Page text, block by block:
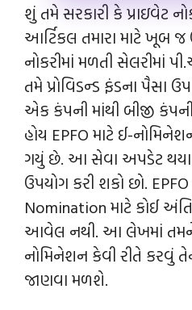
શું તમે સરકારી કે પ્રાઇવેટ
આર્ટિકલ તમારા માટે ખૂબ જ
નોકરીમાં મળતી સેલરીમાં
તમે પ્રોવિડન્‍ડ ફંડના પૈસા
એક કંપની માંથી બીજી
હોય EPFO માટે ઈ-
ગયું છે. આ સેવા અપડેટ થયા
ઉપયોગ કરી શકો છો.
Nomination માટે કોઈ
આવેલ નથી. આ લેખમાં
નોમિનેશન કેવી રીતે કરવું
જાણવા મળશે.